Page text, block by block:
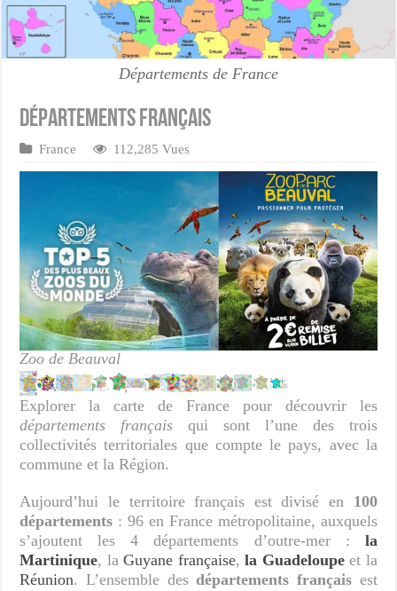
Départements de France
Départements français
France 112,285 Vues
Zoo de Beauval
Explorer la carte de France pour découvrir les
départements français qui sont l’une des trois
collectivités territoriales que compte le pays, avec la
commune et la Région.
Aujourd’hui le territoire français est divisé en 100
départements : 96 en France métropolitaine, auxquels
s’ajoutent les 4 départements d’outre-mer : la
Martinique, laGuyane française,la Guadeloupeet la
Réunion. L’ensemble desdépartements français est